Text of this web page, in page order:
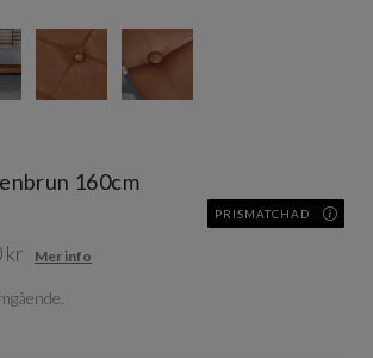
160cm
PRISMATCHAD
kr Mer info